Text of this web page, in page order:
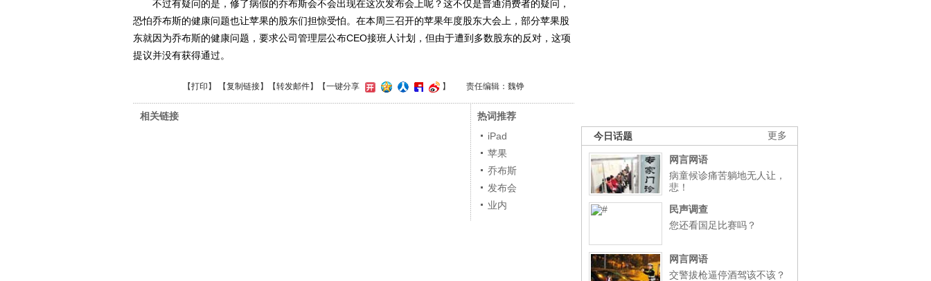
更多
今日话题
网言网语
病童候诊痛苦躺地无人让，
悲！
民声调查
您还看国足比赛吗？
网言网语
交警拔枪逼停酒驾该不该？
不过有疑问的是，修了病假的乔布斯会不会出现在这次发布会上呢？这不仅是普通消费者的疑问，
恐怕乔布斯的健康问题也让苹果的股东们担惊受怕。在本周三召开的苹果年度股东大会上，部分苹果股
东就因为乔布斯的健康问题，要求公司管理层公布CEO接班人计划，但由于遭到多数股东的反对，这项
提议并没有获得通过。
【打印 】 【复制链接】【转发邮件】 【一键分享 】 责任编辑：魏铮
相关链接
热词推荐
iPad
苹果
乔布斯
发布会
业内